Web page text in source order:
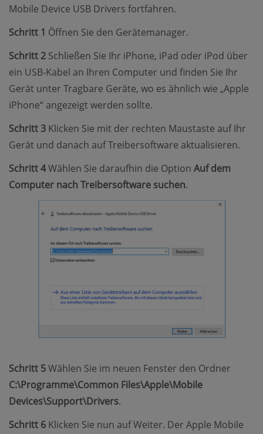
Mobile Device USB Drivers fortfahren.
Schritt 1 Öffnen Sie den Gerätemanager.
Schritt 2 Schließen Sie Ihr iPhone, iPad oder iPod über
ein USB-Kabel an Ihren Computer und finden Sie Ihr
Gerät unter Tragbare Geräte, wo es ähnlich wie „Apple
iPhone“ angezeigt werden sollte.
Schritt 3 Klicken Sie mit der rechten Maustaste auf Ihr
Gerät und danach auf Treibersoftware aktualisieren.
Schritt 4Wählen Sie daraufhin die Option Auf dem
Computer nach Treibersoftware suchen.
Schritt 5Wählen Sie im neuen Fenster den Ordner
C:\Programme\Common Files\Apple\Mobile
Devices\Support\Drivers.
Schritt 6 Klicken Sie nun auf Weiter. Der Apple Mobile